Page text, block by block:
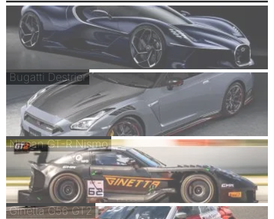
Bugatti Destrier
Nissan GT-R Nismo
Ginetta G56 GT2